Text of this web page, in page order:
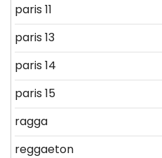
paris 11
paris 13
paris 14
paris 15
ragga
reggaeton